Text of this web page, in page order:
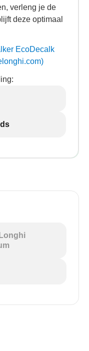
verleng je de
deze optimaal
EcoDecalk